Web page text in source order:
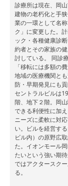
診療所は現在、岡
建物の老朽化と手
業の一環として名
ク」に変更した。
ック・各種健康診
約者とその家族の
討している。 同診
「移転には多額の
地域の医療機関と
防・早期発見にも
セントラルビルは
階、地下２階。岡
できる利便性に加
ニーズに柔軟に対
い。ビルを経営す
ビル内）の原野広
た。イオンモール
たいという強い期
ではアクタースク
る。